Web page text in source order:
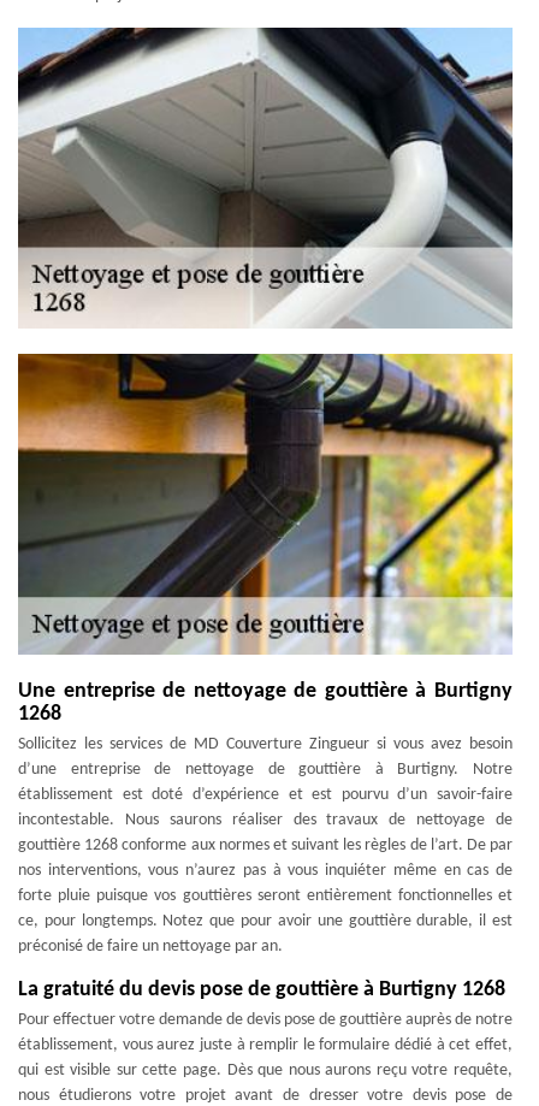
Une entreprise de nettoyage de gouttière à Burtigny
1268
Sollicitez les services de MD Couverture Zingueur si vous avez besoin
d’une entreprise de nettoyage de gouttière à Burtigny. Notre
établissement est doté d’expérience et est pourvu d’un savoir-faire
incontestable. Nous saurons réaliser des travaux de nettoyage de
gouttière 1268 conforme aux normes et suivant les règles de l’art. De par
nos interventions, vous n’aurez pas à vous inquiéter même en cas de
forte pluie puisque vos gouttières seront entièrement fonctionnelles et
ce, pour longtemps. Notez que pour avoir une gouttière durable, il est
préconisé de faire un nettoyage par an.
La gratuité du devis pose de gouttière à Burtigny 1268
Pour effectuer votre demande de devis pose de gouttière auprès de notre
établissement, vous aurez juste à remplir le formulaire dédié à cet effet,
qui est visible sur cette page. Dès que nous aurons reçu votre requête,
nous étudierons votre projet avant de dresser votre devis pose de